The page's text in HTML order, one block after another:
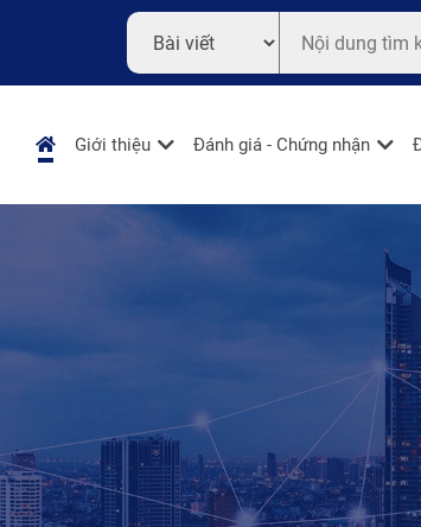
Giới thiệu Đánh giá - Chứng nhận